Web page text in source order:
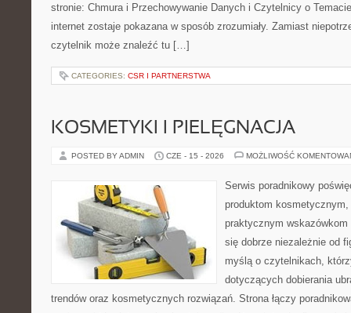
stronie: Chmura i Przechowywanie Danych i Czytelnicy o
internet zostaje pokazana w sposób zrozumiały. Zamiast
czytelnik może znaleźć tu […]
CATEGORIES: CSR I PARTNERSTWA
KOSMETYKI I PIELĘGNACJA
POSTED BY ADMIN CZE - 15 - 2026 MOŻLIWOŚĆ
Serwis poradnikowy
produktom
praktycznym
się dobrze niezależnie od
myślą o czytelnikach,
dotyczących dobierania
trendów oraz kosmetycznych rozwiązań. Strona łączy